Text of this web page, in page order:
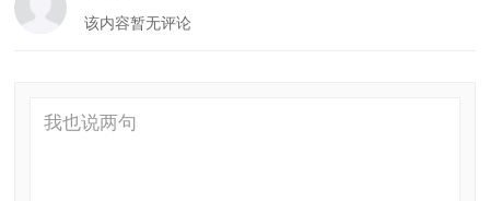
该内容暂无评论